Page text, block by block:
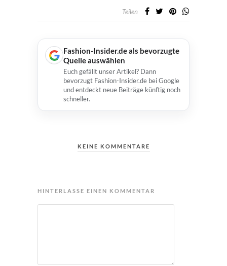
Teilen
Fashion-Insider.de als bevorzugte
Quelle auswählen
Euch gefällt unser Artikel? Dann
bevorzugt Fashion-Insider.de bei Google
und entdeckt neue Beiträge künftig noch
schneller.
KEINE KOMMENTARE
HINTERLASSE EINEN KOMMENTAR